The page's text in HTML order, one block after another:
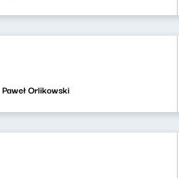
Paweł Orlikowski